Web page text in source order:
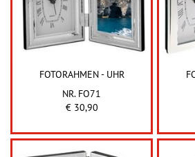
FOTORAHMEN - UHR
NR. FO71
€ 30,90